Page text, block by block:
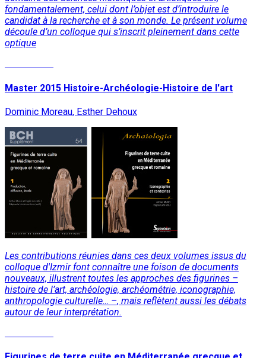
fondamentalement, celui dont l’objet est d’introduire le
candidat à la recherche et à son monde. Le présent volume
découle d’un colloque qui s’inscrit pleinement dans cette
optique
Master 2015 Histoire-Archéologie-Histoire de l'art
Dominic Moreau, Esther Dehoux
Les contributions réunies dans ces deux volumes issus du
colloque d'Izmir font connaître une foison de documents
nouveaux, illustrent toutes les approches des figurines –
histoire de l’art, archéologie, archéométrie, iconographie,
anthropologie culturelle… –, mais reflètent aussi les débats
autour de leur interprétation.